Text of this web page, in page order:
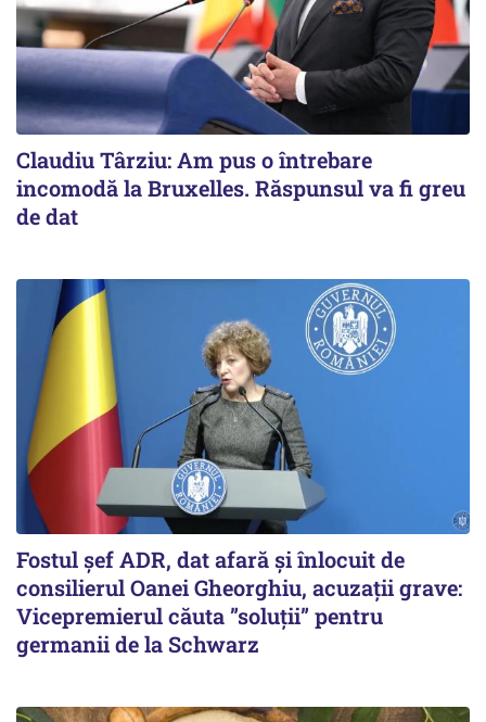
Claudiu Târziu: Am pus o întrebare
incomodă la Bruxelles. Răspunsul va fi greu
de dat
Fostul șef ADR, dat afară și înlocuit de
consilierul Oanei Gheorghiu, acuzații grave:
Vicepremierul căuta ”soluții” pentru
germanii de la Schwarz